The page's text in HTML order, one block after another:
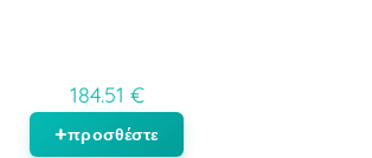
184.51 €
προσθέστε